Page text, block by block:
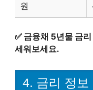
원
✅ 금융채 5년물 금
세워보세요.
4. 금리 정보